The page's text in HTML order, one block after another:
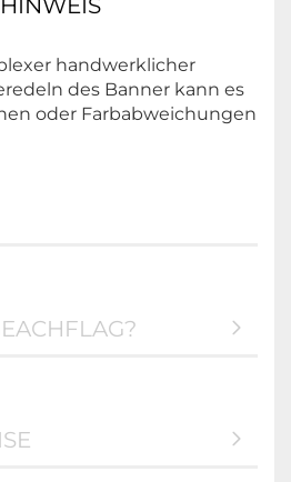
HINWEIS
handwerklicher
des Banner kann es
oder Farbabweichungen